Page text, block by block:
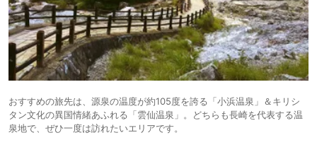
おすすめの旅先は、源泉の温度が約105度を誇る「小浜温泉」＆キリシ
タン文化の異国情緒あふれる「雲仙温泉」。どちらも長崎を代表する温
泉地で、ぜひ一度は訪れたいエリアです。